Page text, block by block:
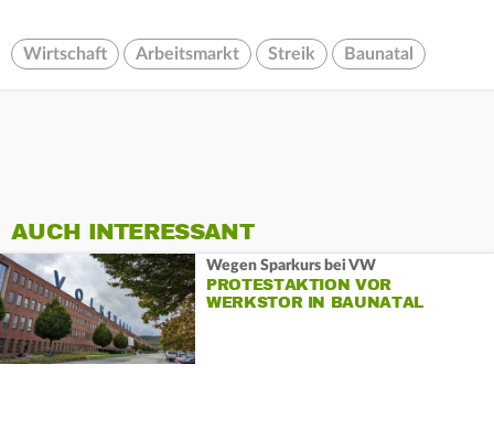
Wirtschaft Arbeitsmarkt Streik Baunatal
AUCH INTERESSANT
Wegen Sparkurs bei VW
PROTESTAKTION VOR
WERKSTOR IN BAUNATAL